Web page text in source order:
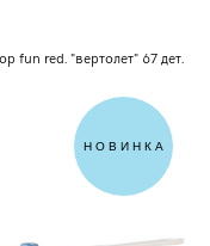
fun red. "вертолет" 67 дет.
НОВИНКА